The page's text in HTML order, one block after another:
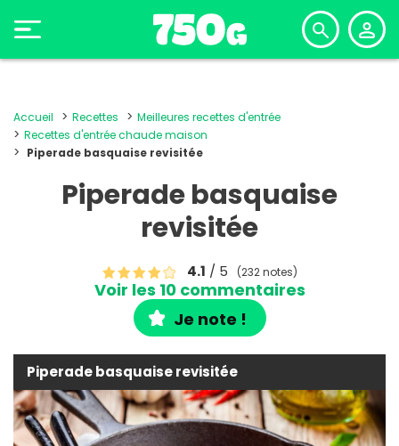
Accueil Recettes
Meilleures recettes d'entrée
Recettes d'entrée chaude maison
Piperade basquaise revisitée
Piperade basquaise
revisitée
4.1 / 5 (232 notes)
Voir les 10 commentaires
Je note !
Piperade basquaise revisitée